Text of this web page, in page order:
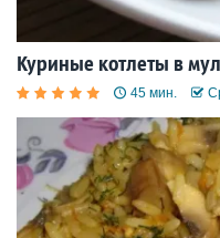
Куриные котлеты в
45 мин.